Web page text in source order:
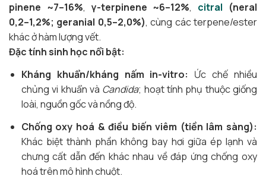
pinene ~7–16%, γ-terpinene ~6–12%, citral (neral
0,2–1,2%; geranial 0,5–2,0%), cùng các terpene/ester
khác ở hàm lượng vết.
Đặc tính sinh học nổi bật:
Kháng khuẩn/kháng nấm in-vitro: Ức chế nhiều
chủng vi khuẩn và Candida; hoạt tính phụ thuộc giống
loài, nguồn gốc và nồng độ.
Chống oxy hoá & điều biến viêm (tiền lâm sàng):
Khác biệt thành phần không bay hơi giữa ép lạnh và
chưng cất dẫn đến khác nhau về đáp ứng chống oxy
hoá trên mô hình chuột.